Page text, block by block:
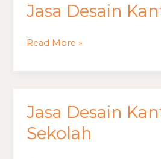
Jasa Desain
Jasa
Kantor
Read More »
Jasa Desain
Sekolah
Jasa
Desain
Kantor